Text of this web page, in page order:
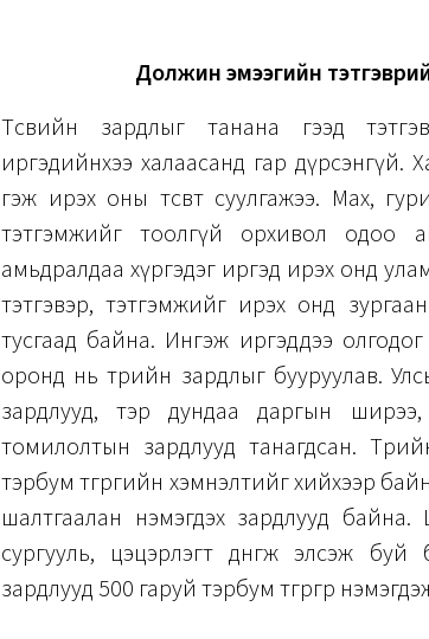
Должин эмээгийн
Төсвийн зардлыг танана гээд
иргэдийнхээ халаасанд гар дүрсэнгүй.
гэж ирэх оны төсөвт суулгажээ. Мах,
тэтгэмжийг тоолгүй орхивол одоо
амьдралдаа хүргэдэг иргэд ирэх онд
тэтгэвэр, тэтгэмжийг ирэх онд зургаан
тусгаад байна. Ингэж иргэддээ олгодог
оронд нь төрийн зардлыг бууруулав.
зардлууд, тэр дундаа даргын
томилолтын зардлууд танагдсан.
тэрбум төгрөгийн хэмнэлтийг хийхээр
шалтгаалан нэмэгдэх зардлууд
сургууль, цэцэрлэгт дөнгөж элсэж
зардлууд 500 гаруй тэрбум төгрөгөөр